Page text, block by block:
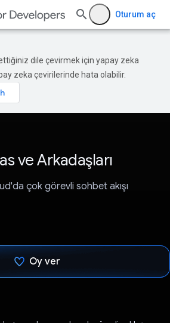
Oturum aç
dile çevirmek için yapay zeka
zeka çevirilerinde hata olabilir.
ve Arkadaşları
çok görevli sohbet akışı
Oy ver